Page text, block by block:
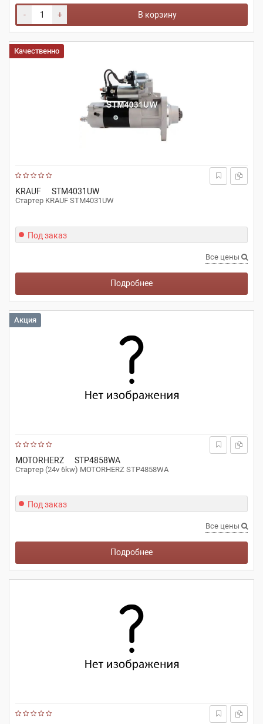
- + В корзину
KRAUF STM4031UW
Стартер KRAUF STM4031UW
Качественно
Под заказ
Все цены
Подробнее
MOTORHERZ STP4858WA
Стартер (24v 6kw) MOTORHERZ STP4858WA
Акция
Под заказ
Все цены
Подробнее